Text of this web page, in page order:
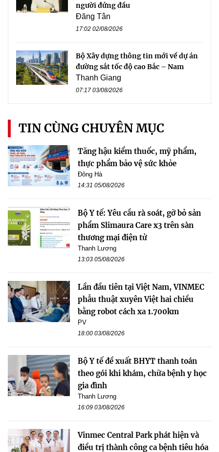
người đứng đầu
Đăng Tân
17:02 02/08/2026
Bộ Xây dựng thông tin mới về dự án
đường sắt tốc độ cao Bắc – Nam
Thanh Giang
07:17 03/08/2026
TIN CÙNG CHUYÊN MỤC
Tăng hậu kiểm thuốc, mỹ phẩm,
thực phẩm bảo vệ sức khỏe
Đông Hà
14:31 05/08/2026
Bộ Y tế: Yêu cầu rà soát, gỡ bỏ sản
phẩm Slimaura Care x3 trên sàn
thương mại điện tử
Thanh Lương
13:03 05/08/2026
Lần đầu tiên tại Việt Nam, VINMEC
phẫu thuật xuyên Việt hai chiều
bằng robot cách xa 1.700km
PV
18:00 03/08/2026
Bộ Y tế đề xuất BHYT thanh toán
theo gói khi khám, chữa bệnh y học
gia đình
Thanh Lương
16:09 03/08/2026
Vinmec Central Park phát hiện và
điều trị thành công ca bệnh tiêu hóa